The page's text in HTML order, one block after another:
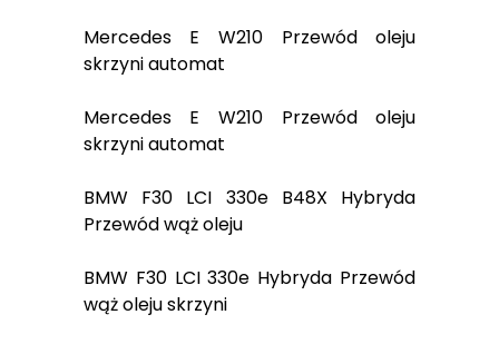
Mercedes E W210 Przewód oleju
skrzyni automat
Mercedes E W210 Przewód oleju
skrzyni automat
BMW F30 LCI 330e B48X Hybryda
Przewód wąż oleju
BMW F30 LCI 330e Hybryda Przewód
wąż oleju skrzyni